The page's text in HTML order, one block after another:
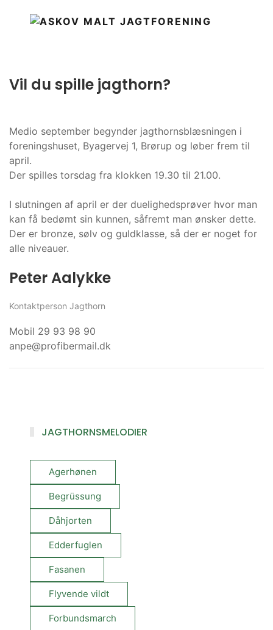
Vil du spille jagthorn?
Medio september begynder jagthornsblæsningen i
foreningshuset, Byagervej 1, Brørup og løber frem til
april.
Der spilles torsdag fra klokken 19.30 til 21.00.
I slutningen af april er der duelighedsprøver hvor man
kan få bedømt sin kunnen, såfremt man ønsker dette.
Der er bronze, sølv og guldklasse, så der er noget for
alle niveauer.
Peter Aalykke
Kontaktperson Jagthorn
Mobil 29 93 98 90
anpe@profibermail.dk
JAGTHORNSMELODIER
Agerhønen
Begrüssung
Dåhjorten
Edderfuglen
Fasanen
Flyvende vildt
Forbundsmarch